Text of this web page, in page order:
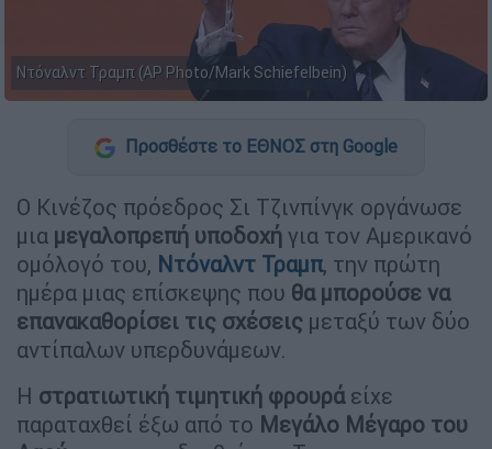
Ντόναλντ Τραμπ (AP Photo/Mark Schiefelbein)
Προσθέστε το ΕΘΝΟΣ στη Google
Ο Κινέζος πρόεδρος Σι Τζινπίνγκ οργάνωσε
μια μεγαλοπρεπή υποδοχή για τον Αμερικανό
ομόλογό του, Ντόναλντ Τραμπ, την πρώτη
ημέρα μιας επίσκεψης που θα μπορούσε να
επανακαθορίσει τις σχέσεις μεταξύ των δύο
αντίπαλων υπερδυνάμεων.
Η στρατιωτική τιμητική φρουράείχε
παραταχθεί έξω από το Μεγάλο Μέγαρο του